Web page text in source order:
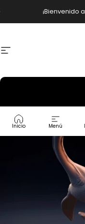
¡Bienvenido
Navegación
Inicio Menú